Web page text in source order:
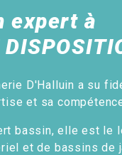
expert à
D'Halluin a su
et sa
bassin, elle est le
et de bassins de